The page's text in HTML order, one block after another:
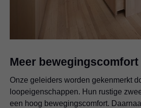
Meer bewegingscomfort
Onze geleiders worden gekenmerkt
loopeigenschappen. Hun rustige
een hoog bewegingscomfort.